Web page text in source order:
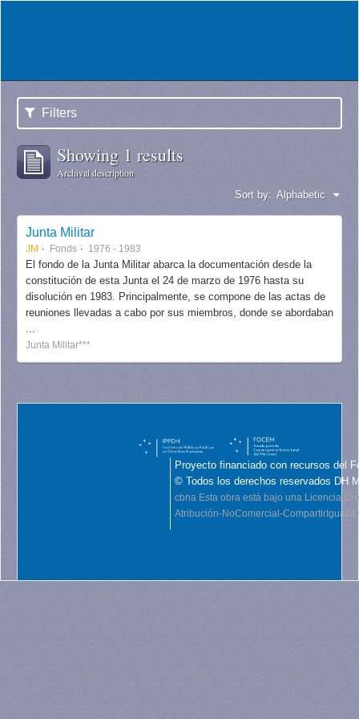
Filters
Showing 1 results
Archival description
Sort by: Alphabetic
Junta Militar
JM Fonds 1976 - 1983
El fondo de la Junta Militar abarca la documentación desde la
constitución de esta Junta el 24 de marzo de 1976 hasta su
disolución en 1983. Principalmente, se compone de las actas de
reuniones llevadas a cabo por sus miembros, donde se abordaban
...
Junta Militar***
Proyecto financiado con recursos del
© Todos los derechos reservados DH
cbna Esta obra está bajo una Licencia
Atribución-NoComercial-CompartirIgual